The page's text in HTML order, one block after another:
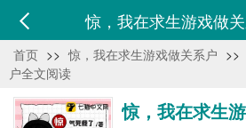
惊，我在求生游戏做
首页 >> 惊，我在求生游戏做关系户 >>
户全文阅读
惊，我在求生